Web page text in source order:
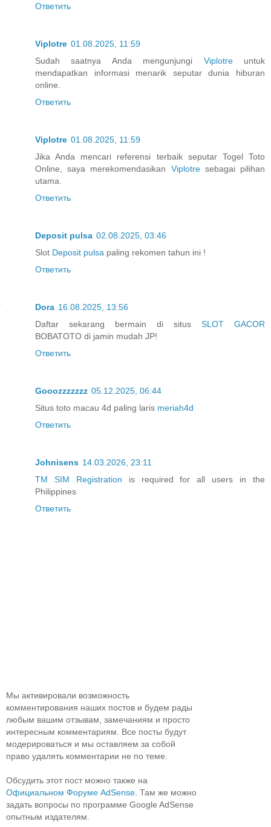
Ответить
Viplotre 01.08.2025, 11:59
Sudah saatnya Anda mengunjungi Viplotreuntuk
mendapatkan informasi menarik seputar dunia hiburan
online.
Ответить
Viplotre 01.08.2025, 11:59
Jika Anda mencari referensi terbaik seputar Togel Toto
Online, saya merekomendasikan Viplotresebagai pilihan
utama.
Ответить
Deposit pulsa 02.08.2025, 03:46
Slot Deposit pulsa paling rekomen tahun ini !
Ответить
Dora 16.08.2025, 13:56
Daftar sekarang bermain di situs SLOT GACOR
BOBATOTO di jamin mudah JP!
Ответить
Gooozzzzzzz 05.12.2025, 06:44
Situs toto macau 4d paling laris meriah4d
Ответить
Johnisens 14.03.2026, 23:11
TM SIM Registration is required for all users in the
Philippines
Ответить
Мы активировали возможность
комментирования наших постов и будем рады
любым вашим отзывам, замечаниям и просто
интересным комментариям. Все посты будут
модерироваться и мы оставляем за собой
право удалять комментарии не по теме.
Обсудить этот пост можно также на
Официальном Форуме AdSense . Там же можно
задать вопросы по программе Google AdSense
опытным издателям.